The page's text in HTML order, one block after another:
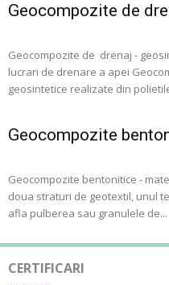
Geocompozite de
Geocompozite de drenaj -
lucrari de drenare a apei
geosintetice realizate din
Geocompozite
Geocompozite bentonitice -
doua straturi de geotextil, unul
afla pulberea sau granulele de...
CERTIFICARI